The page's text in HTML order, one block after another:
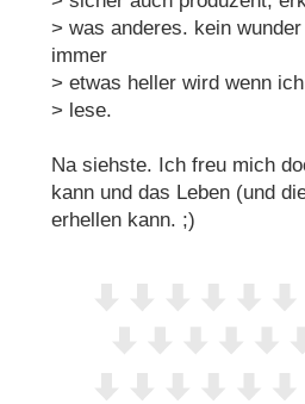
> was anderes. kein
immer
> etwas heller wird wenn
> lese.
Na siehste. Ich freu mich
kann und das Leben (und
erhellen kann. ;)